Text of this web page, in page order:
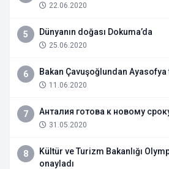
22.06.2020
5 Dünyanın doğası Dokuma’da
25.06.2020
6 Bakan Çavuşoğlundan Ayasofya
11.06.2020
7 Анталия готова к новому
31.05.2020
8
Kültür ve Turizm Bakanlığı
onayladı